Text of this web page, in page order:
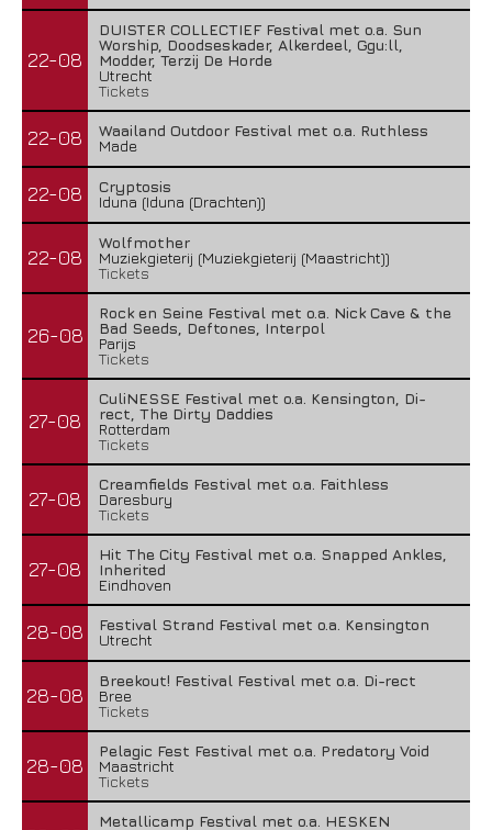
22-08
DUISTER COLLECTIEF Festival met o.a. Sun
Worship, Doodseskader, Alkerdeel, Ggu:ll,
Modder, Terzij De Horde
Utrecht
Tickets
22-08
Waailand Outdoor Festival met o.a. Ruthless
Made
22-08
Cryptosis
Iduna (Iduna (Drachten))
22-08
Wolfmother
Muziekgieterij (Muziekgieterij (Maastricht))
Tickets
26-08
Rock en Seine Festival met o.a. Nick Cave & the
Bad Seeds, Deftones, Interpol
Parijs
Tickets
27-08
CuliNESSE Festival met o.a. Kensington, Di-
rect, The Dirty Daddies
Rotterdam
Tickets
27-08
Creamfields Festival met o.a. Faithless
Daresbury
Tickets
27-08
Hit The City Festival met o.a. Snapped Ankles,
Inherited
Eindhoven
28-08
Festival Strand Festival met o.a. Kensington
Utrecht
28-08
Breekout! Festival Festival met o.a. Di-rect
Bree
Tickets
28-08
Pelagic Fest Festival met o.a. Predatory Void
Maastricht
Tickets
Metallicamp Festival met o.a. HESKEN